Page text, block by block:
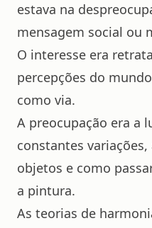
estava na
mensagem social ou
O interesse era
percepções do
como via.
A preocupação era a
constantes
objetos e como
a pintura.
As teorias de